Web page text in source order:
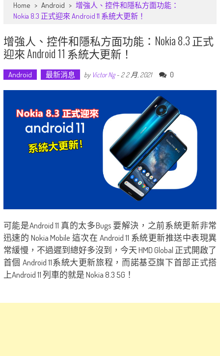
Home > Android > 增強人、控件和隱私方面功能：
Nokia 8.3 正式迎來 Android 11 系統大更新！
增強人、控件和隱私方面功能：Nokia 8.3 正式
迎來 Android 11 系統大更新！
Android 最新消息 by Victor Ng- 2 2 月, 2021 0
可能是Android 11 真的太多Bugs 要解決，之前系統更新非常
迅速的 Nokia Mobile 這次在 Android 11 系統更新推送中表現異
常緩慢，不過遲到總好多沒到，今天 HMD Global 正式開啟了
首個 Android 11系統大更新旅程，而諾基亞旗下首部正式搭
上Android 11 列車的就是 Nokia 8.3 5G！